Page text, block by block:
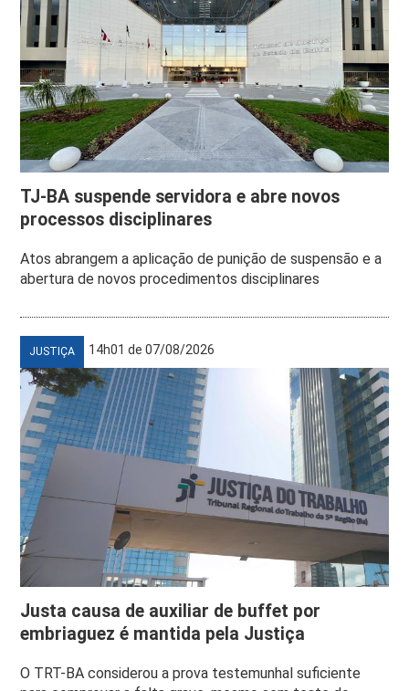
TJ-BA suspende servidora e abre novos
processos disciplinares
Atos abrangem a aplicação de punição de suspensão e a
abertura de novos procedimentos disciplinares
JUSTIÇA 14h01 de 07/08/2026
Justa causa de auxiliar de buffet por
embriaguez é mantida pela Justiça
O TRT-BA considerou a prova testemunhal suficiente